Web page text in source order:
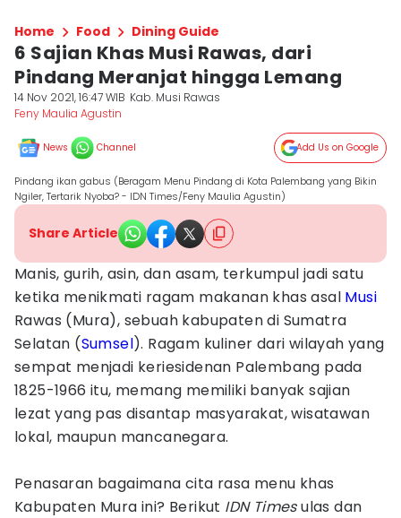
Home Food Dining Guide
6 Sajian Khas Musi Rawas, dari
Pindang Meranjat hingga Lemang
14 Nov 2021, 16:47 WIB Kab. Musi Rawas
Feny Maulia Agustin
News Channel Add Us on Google
Pindang ikan gabus (Beragam Menu Pindang di Kota Palembang yang Bikin
Ngiler, Tertarik Nyoba? - IDN Times/Feny Maulia Agustin)
Share Article
Manis, gurih, asin, dan asam, terkumpul jadi satu
ketika menikmati ragam makanan khas asal Musi
Rawas (Mura), sebuah kabupaten di Sumatra
Selatan (Sumsel). Ragam kuliner dari wilayah yang
sempat menjadi keriesidenan Palembang pada
1825-1966 itu, memang memiliki banyak sajian
lezat yang pas disantap masyarakat, wisatawan
lokal, maupun mancanegara.
Penasaran bagaimana cita rasa menu khas
Kabupaten Mura ini? Berikut IDN Timesulas dan